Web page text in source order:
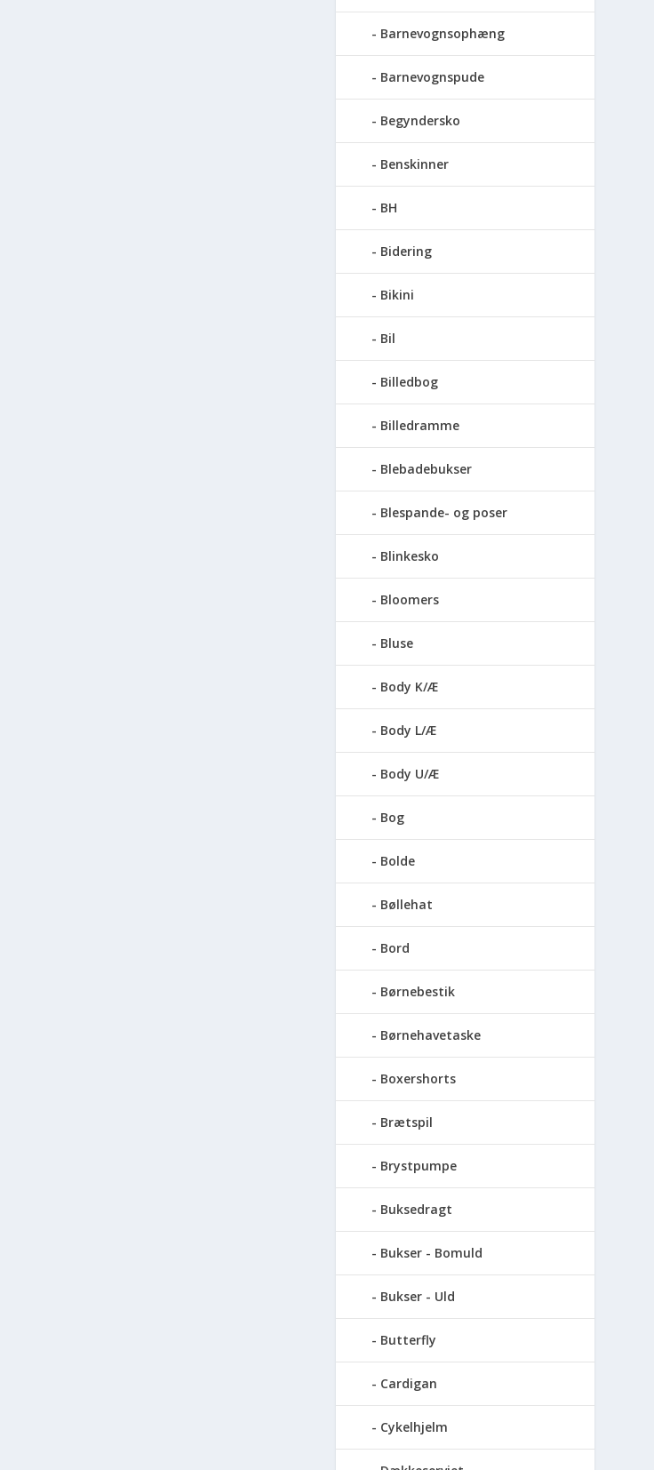
Barnevognsophæng
Barnevognspude
Begyndersko
Benskinner
BH
Bidering
Bikini
Bil
Billedbog
Billedramme
Blebadebukser
Blespande- og poser
Blinkesko
Bloomers
Bluse
Body K/Æ
Body L/Æ
Body U/Æ
Bog
Bolde
Bøllehat
Bord
Børnebestik
Børnehavetaske
Boxershorts
Brætspil
Brystpumpe
Buksedragt
Bukser - Bomuld
Bukser - Uld
Butterfly
Cardigan
Cykelhjelm